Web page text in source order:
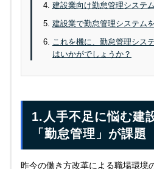
建設業向け勤怠管理システ
建設業で勤怠管理システム
これを機に、勤怠管理シス
はいかがでしょうか？
1.人手不足に悩む建
「勤怠管理」が課題
昨今の働き方改革による職場環境